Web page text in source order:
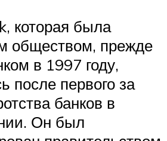
которая была
обществом, прежде
в 1997 году,
после первого за
банков в
Он был